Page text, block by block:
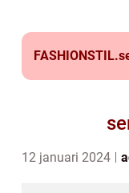
FASHIONSTIL.
12 januari 2024